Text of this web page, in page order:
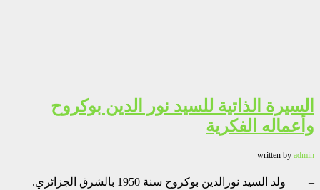
السيرة الذاتية للسيد نور الدين بوكروح
وأعماله الفكرية
written by admin
– ولد السيد نورالدين بوكروح سنة 1950 بالشرق الجزائري.